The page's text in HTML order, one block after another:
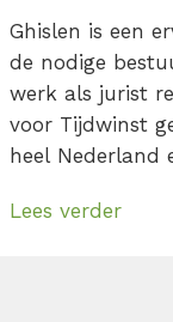
Ghislen is een
de nodige
werk als jurist
voor Tijdwinst
heel Nederland
werk goed
Lees verder